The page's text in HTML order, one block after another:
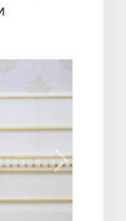
Вперёд